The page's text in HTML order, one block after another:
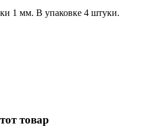
1 мм. В упаковке 4 штуки.
товар